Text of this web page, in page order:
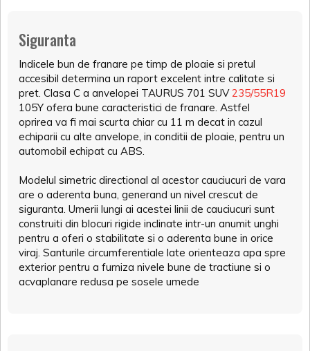
Siguranta
Indicele bun de franare pe timp de ploaie si pretul
accesibil determina un raport excelent intre calitate si
pret. Clasa C a anvelopei TAURUS 701 SUV235/55R19
105Y ofera bune caracteristici de franare. Astfel
oprirea va fi mai scurta chiar cu 11 m decat in cazul
echiparii cu alte anvelope, in conditii de ploaie, pentru un
automobil echipat cu ABS.
Modelul simetric directional al acestor cauciucuri de vara
are o aderenta buna, generand un nivel crescut de
siguranta. Umerii lungi ai acestei linii de cauciucuri sunt
construiti din blocuri rigide inclinate intr-un anumit unghi
pentru a oferi o stabilitate si o aderenta bune in orice
viraj. Santurile circumferentiale late orienteaza apa spre
exterior pentru a furniza nivele bune de tractiune si o
acvaplanare redusa pe sosele umede